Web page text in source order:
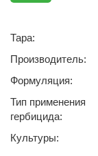
Тара:
Производитель:
Формуляция:
Тип применения
гербицида:
Культуры: